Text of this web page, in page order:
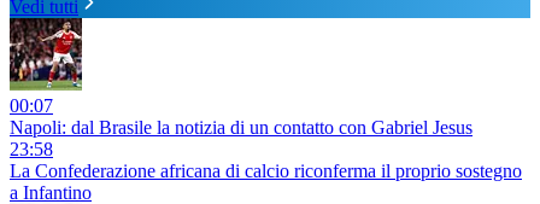
Vedi tutti
00:07
Napoli: dal Brasile la notizia di un contatto con Gabriel Jesus
23:58
La Confederazione africana di calcio riconferma il proprio sostegno
a Infantino